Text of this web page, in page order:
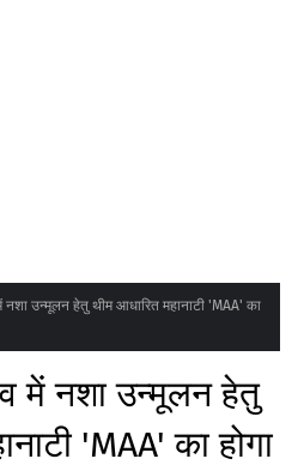
नशा उन्मूलन हेतु थीम आधारित महानाटी 'MAA' का
में नशा उन्मूलन हेतु
'MAA' का होगा